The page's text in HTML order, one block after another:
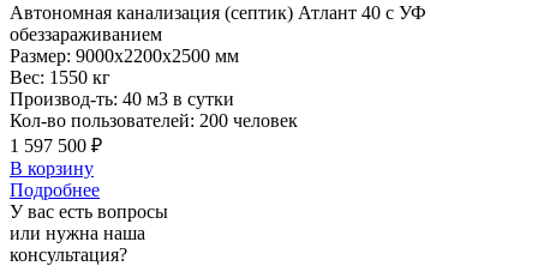
Автономная канализация (септик) Атлант 40 с УФ
обеззараживанием
Размер: 9000x2200x2500 мм
Вес: 1550 кг
Производ-ть: 40 м3 в сутки
Кол-во пользователей: 200 человек
1 597 500 ₽
В корзину
Подробнее
У вас есть вопросы
или нужна наша
консультация?